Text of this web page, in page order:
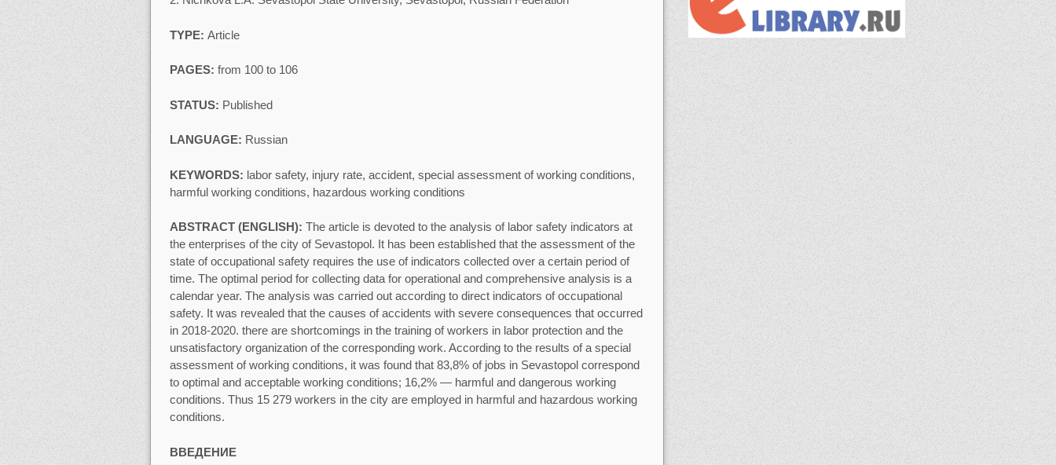
TYPE: Article
PAGES: from 100 to 106
STATUS: Published
LANGUAGE: Russian
KEYWORDS: labor safety, injury rate, accident, special assessment of working conditions,
harmful working conditions, hazardous working conditions
ABSTRACT (ENGLISH): The article is devoted to the analysis of labor safety indicators at
the enterprises of the city of Sevastopol. It has been established that the assessment of the
state of occupational safety requires the use of indicators collected over a certain period of
time. The optimal period for collecting data for operational and comprehensive analysis is a
calendar year. The analysis was carried out according to direct indicators of occupational
safety. It was revealed that the causes of accidents with severe consequences that occurred
in 2018-2020. there are shortcomings in the training of workers in labor protection and the
unsatisfactory organization of the corresponding work. According to the results of a special
assessment of working conditions, it was found that 83,8% of jobs in Sevastopol correspond
to optimal and acceptable working conditions; 16,2% — harmful and dangerous working
conditions. Thus 15 279 workers in the city are employed in harmful and hazardous working
conditions.
ВВЕДЕНИЕ